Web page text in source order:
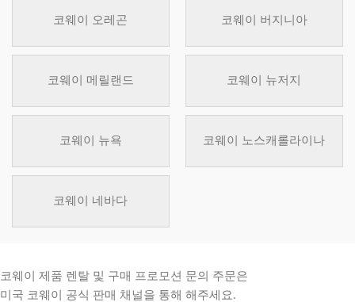
코웨이 오레곤 코웨이 버지니아
코웨이 메릴랜드 코웨이 뉴저지
코웨이 뉴욕 코웨이 노스캐롤라이나
코웨이 네바다
코웨이 제품 렌탈 및 구매 프로모션 문의 주문은
미국 코웨이 공식 판매 채널을 통해 해주세요.